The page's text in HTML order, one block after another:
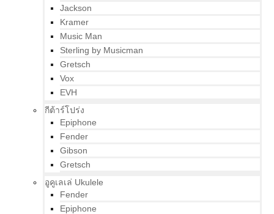
Jackson
Kramer
Music Man
Sterling by Musicman
Gretsch
Vox
EVH
กีต้าร์โปร่ง
Epiphone
Fender
Gibson
Gretsch
อูคูเลเล่ Ukulele
Fender
Epiphone